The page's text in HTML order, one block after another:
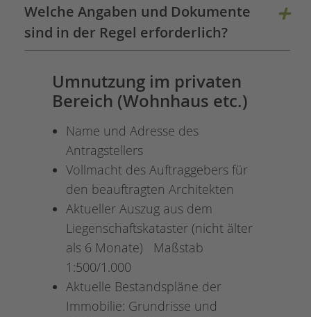
Welche Angaben und Dokumente
sind in der Regel erforderlich?
Umnutzung im privaten
Bereich (Wohnhaus etc.)
Name und Adresse des
Antragstellers
Vollmacht des Auftraggebers für
den beauftragten Architekten
Aktueller Auszug aus dem
Liegenschaftskataster (nicht älter
als 6 Monate) Maßstab
1:500/1.000
Aktuelle Bestandspläne der
Immobilie: Grundrisse und